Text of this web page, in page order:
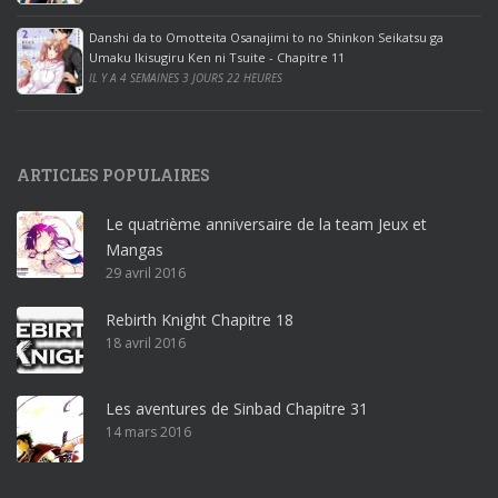
e
2
0
1
r
o
ff
i
c
e
3
r
Danshi da to Omotteita Osanajimi to no Shinkon Seikatsu ga
Umaku Ikisugiru Ken ni Tsuite - Chapitre 11
IL Y A 4 SEMAINES 3 JOURS 22 HEURES
ARTICLES POPULAIRES
Le quatrième anniversaire de la team Jeux et
Mangas
29 avril 2016
Rebirth Knight Chapitre 18
18 avril 2016
Les aventures de Sinbad Chapitre 31
14 mars 2016